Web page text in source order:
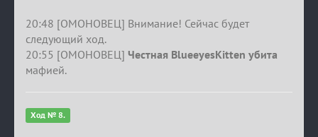
20:48 [ОМОНОВЕЦ] Внимание! Сейчас будет
следующий ход.
20:55 [ОМОНОВЕЦ] Честная BlueeyesKitten убита
мафией.
Ход № 8.